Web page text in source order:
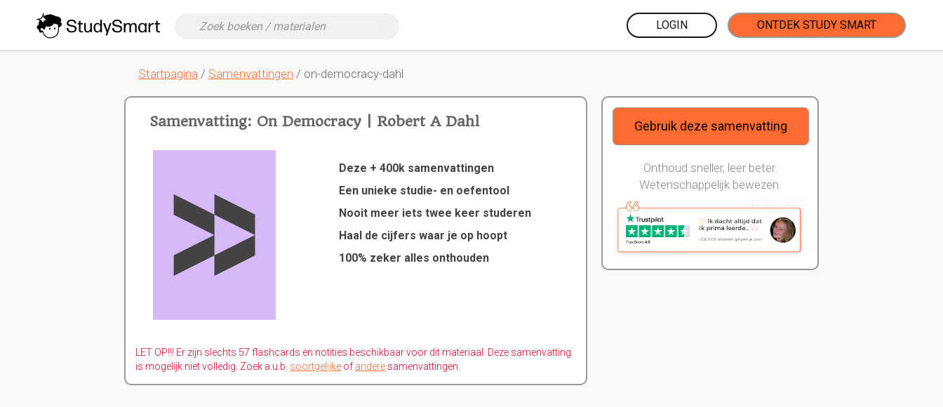
LOGIN ONTDEK STUDY SMART
Startpagina / Samenvattingen / on-democracy-dahl
Samenvatting: On Democracy | Robert A Dahl
Deze + 400k samenvattingen
Een unieke studie- en oefentool
Nooit meer iets twee keer studeren
Haal de cijfers waar je op hoopt
100% zeker alles onthouden
LET OP!!! Er zijn slechts 57 flashcards en notities beschikbaar voor dit materiaal. Deze samenvatting
is mogelijk niet volledig. Zoek a.u.b. soortgelijke of andere samenvattingen.
Gebruik deze samenvatting
Onthoud sneller, leer beter.
Wetenschappelijk bewezen.